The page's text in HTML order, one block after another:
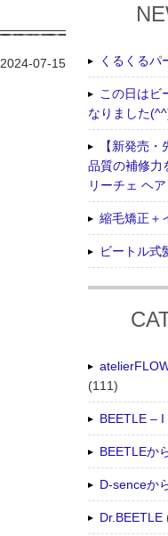
2024-07-15 くるくるパ
この日はビ
なりました
【新発売
品質の補修力
リーチェ ヘ
縮毛矯正＋
ビートル式
(111)
BEETLE –
BEETLEか
D-senceか
Dr.BEETLE